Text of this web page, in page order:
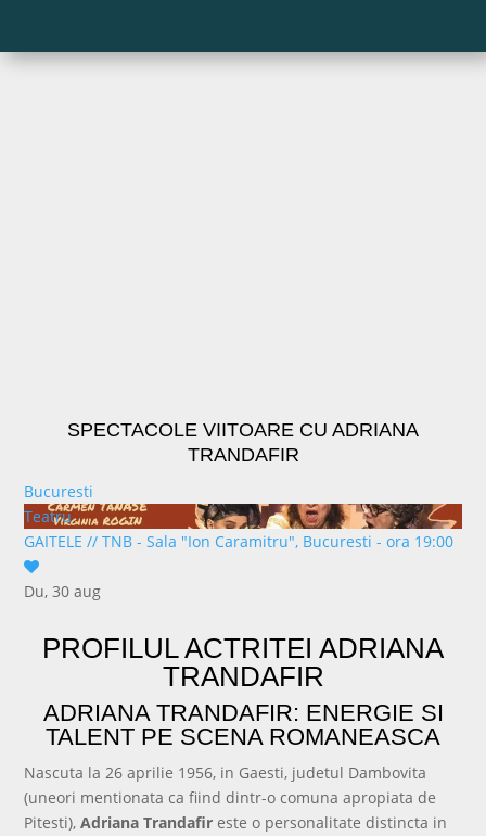
SPECTACOLE VIITOARE CU ADRIANA
TRANDAFIR
Bucuresti
Teatru
GAITELE// TNB - Sala "Ion Caramitru", Bucuresti - ora 19:00
Du, 30 aug
PROFILUL ACTRITEI ADRIANA
TRANDAFIR
ADRIANA TRANDAFIR: ENERGIE SI
TALENT PE SCENA ROMANEASCA
Nascuta la 26 aprilie 1956, in Gaesti, judetul Dambovita
(uneori mentionata ca fiind dintr-o comuna apropiata de
Pitesti),Adriana Trandafir este o personalitate distincta in